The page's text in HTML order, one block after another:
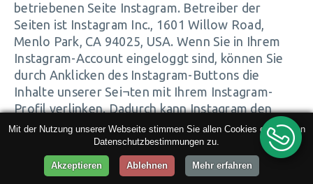
betriebenen Seite Instagram. Betreiber der
Seiten ist Instagram Inc., 1601 Willow Road,
Menlo Park, CA 94025, USA. Wenn Sie in Ihrem
Instagram-Account eingeloggt sind, können Sie
durch Anklicken des Instagram-Buttons die
Inhalte unserer Sei¬ten mit Ihrem Instagram-
Profil verlinken. Dadurch kann Instagram den
Besuch unserer Seiten Ihrem Benutzerkonto
zuordnen. Wir weisen darauf hin, dass wir als
Anbieter der Seiten keine Kenntnis vom Inhalt
der übermittelten Daten sowie deren Nutzung
Mit der Nutzung unserer Webseite stimmen Sie allen Cookies gemäß den
Datenschutzbestimmungen zu.
Akzeptieren Ablehnen Mehr erfahren